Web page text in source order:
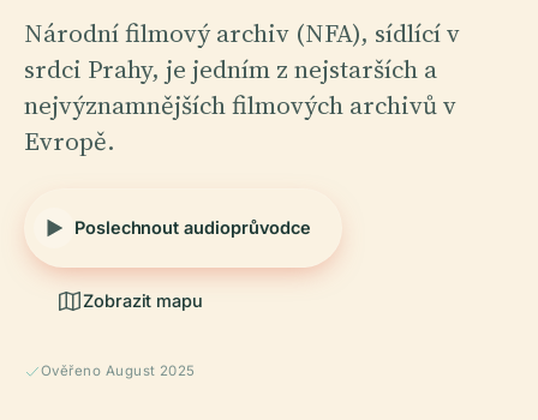
Národní filmový archiv (NFA), sídlící v
srdci Prahy, je jedním z nejstarších a
nejvýznamnějších filmových archivů v
Evropě.
Poslechnout audioprůvodce
Zobrazit mapu
Ověřeno August 2025